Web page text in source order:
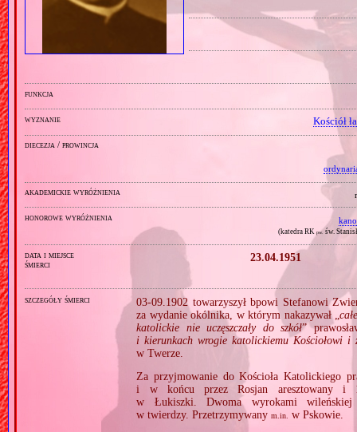
funkcja
wyznanie Kościół
diecezja / prowincja
akademickie wyróżnienia
honorowe wyróżnienia
(katedra RK pw. św.
data i miejsce
śmierci
23.04.1951
szczegóły śmierci
03‐09.1902 towarzyszył bpowi Stefanowi
za wydanie okólnika, w którym nakazywał „
katolickie nie uczęszczały do szkół”
i kierunkach wrogie katolickiemu Kościołowi
w Twerze.
Za przyjmowanie do Kościoła Katolickiego
i w końcu przez Rosjan aresztowany i
w Łukiszki. Dwoma wyrokami
w twierdzy. Przetrzymywanym.in. w Pskowie.